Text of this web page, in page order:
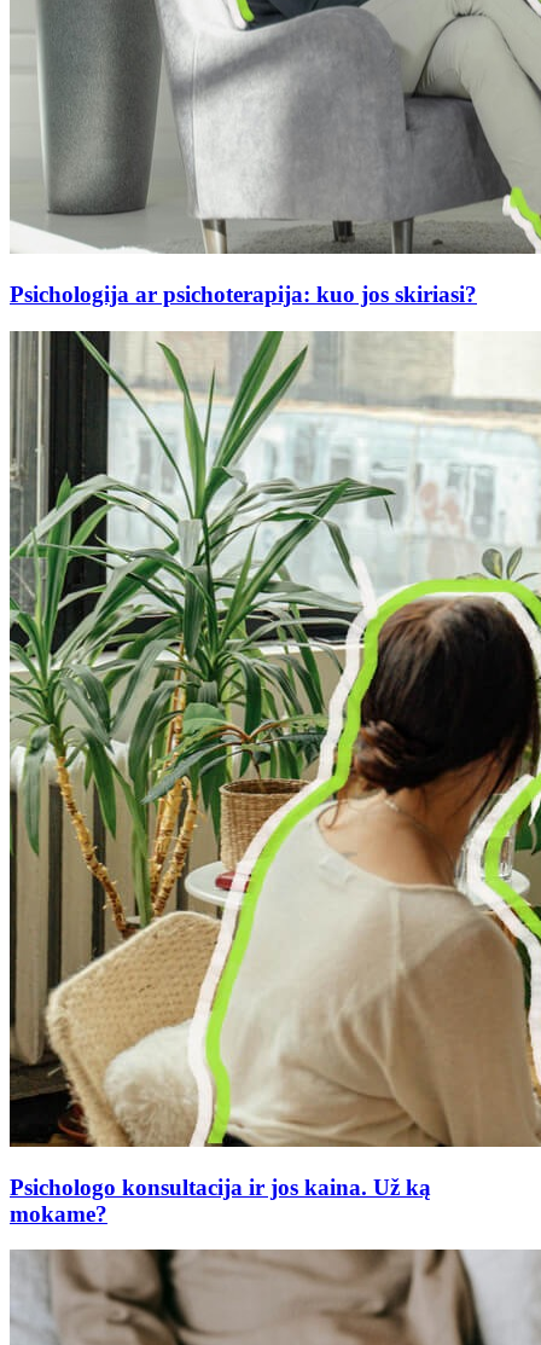
Psichologija ar psichoterapija: kuo jos skiriasi?
Psichologo konsultacija ir jos kaina. Už ką
mokame?